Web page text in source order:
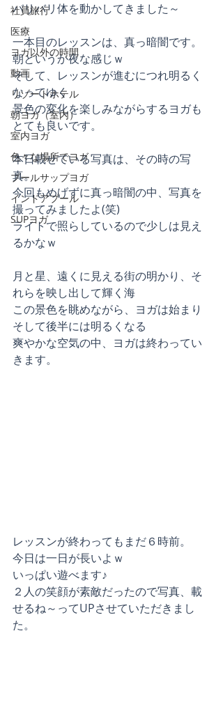
社員旅行
医療
ヨガ以外の時間
動画
リゾートホテル
朝ヨガ（室内）
室内ヨガ
色々な場所でヨガ
プールサップヨガ
インドアプール
SUPヨガ
バリバリ体を動かしてきました～
一本目のレッスンは、真っ暗闇です。
朝というか夜な感じｗ
そして、レッスンが進むにつれ明るく
なってゆく
景色の変化を楽しみながらするヨガも
とても良いです。
本日載せている写真は、その時の写
真。
今回もめげずに真っ暗闇の中、写真を
撮ってみましたよ(笑)
ライトで照らしているので少しは見え
るかなｗ
月と星、遠くに見える街の明かり、そ
れらを映し出して輝く海
この景色を眺めながら、ヨガは始まり
そして後半には明るくなる
爽やかな空気の中、ヨガは終わってい
きます。
レッスンが終わってもまだ６時前。
今日は一日が長いよｗ
いっぱい遊べます♪
２人の笑顔が素敵だったので写真、載
せるね～ってUPさせていただきまし
た。